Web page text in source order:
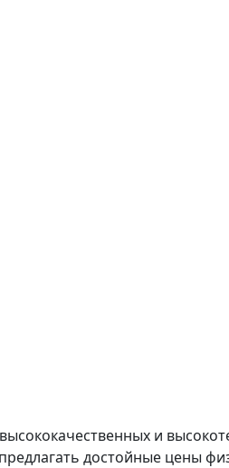
и
достойные цены